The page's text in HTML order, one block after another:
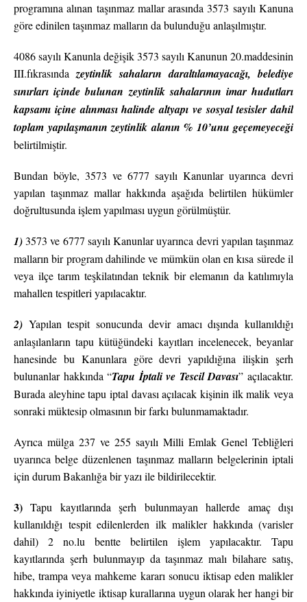
programına alınan taşınmaz mallar arasında 3573 sayılı Kanuna
göre edinilen taşınmaz malların da bulunduğu anlaşılmıştır.
4086 sayılı Kanunla değişik 3573 sayılı Kanunun 20.maddesinin
III.fıkrasındazeytinlik sahaların daraltılamayacağı, belediye
sınırları içinde bulunan zeytinlik sahalarının imar hudutları
kapsamı içine alınması halinde altyapı ve sosyal tesisler dahil
toplam yapılaşmanın zeytinlik alanın % 10’unu geçemeyeceği
belirtilmiştir.
Bundan böyle, 3573 ve 6777 sayılı Kanunlar uyarınca devri
yapılan taşınmaz mallar hakkında aşağıda belirtilen hükümler
doğrultusunda işlem yapılması uygun görülmüştür.
1)3573 ve 6777 sayılı Kanunlar uyarınca devri yapılan taşınmaz
malların bir program dahilinde ve mümkün olan en kısa sürede il
veya ilçe tarım teşkilatından teknik bir elemanın da katılımıyla
mahallen tespitleri yapılacaktır.
2) Yapılan tespit sonucunda devir amacı dışında kullanıldığı
anlaşılanların tapu kütüğündeki kayıtları incelenecek, beyanlar
hanesinde bu Kanunlara göre devri yapıldığına ilişkin şerh
bulunanlar hakkında “Tapu İptali ve Tescil Davası” açılacaktır.
Burada aleyhine tapu iptal davası açılacak kişinin ilk malik veya
sonraki müktesip olmasının bir farkı bulunmamaktadır.
Ayrıca mülga 237 ve 255 sayılı Milli Emlak Genel Tebliğleri
uyarınca belge düzenlenen taşınmaz malların belgelerinin iptali
için durum Bakanlığa bir yazı ile bildirilecektir.
3)Tapu kayıtlarında şerh bulunmayan hallerde amaç dışı
kullanıldığı tespit edilenlerden ilk malikler hakkında (varisler
dahil) 2 no.lu bentte belirtilen işlem yapılacaktır. Tapu
kayıtlarında şerh bulunmayıp da taşınmaz malı bilahare satış,
hibe, trampa veya mahkeme kararı sonucu iktisap eden malikler
hakkında iyiniyetle iktisap kurallarına uygun olarak her hangi bir